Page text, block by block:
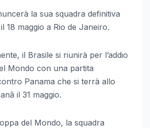
la sua squadra definitiva
18 maggio a Rio de Janeiro.
il Brasile si riunirà per l’addio
Mondo con una partita
Panama che si terrà allo
il 31 maggio.
del Mondo, la squadra